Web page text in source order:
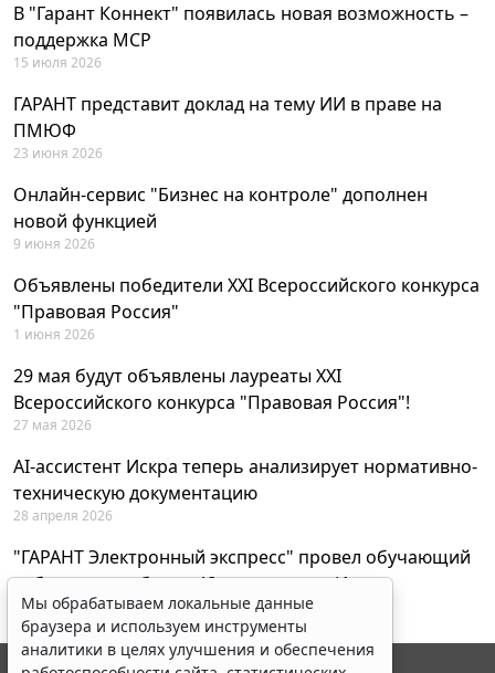
В "Гарант Коннект" появилась новая возможность –
поддержка MCP
15 июля 2026
ГАРАНТ представит доклад на тему ИИ в праве на
ПМЮФ
23 июня 2026
Онлайн-сервис "Бизнес на контроле" дополнен
новой функцией
9 июня 2026
Объявлены победители XXI Всероссийского конкурса
"Правовая Россия"
1 июня 2026
29 мая будут объявлены лауреаты XXI
Всероссийского конкурса "Правовая Россия"!
27 мая 2026
AI-ассистент Искра теперь анализирует нормативно-
техническую документацию
28 апреля 2026
"ГАРАНТ Электронный экспресс" провел обучающий
вебинар по работе с AI-ассистентом Искра
23 апреля 2026
Мы обрабатываем локальные данные
браузера и используем инструменты
аналитики в целях улучшения и обеспечения